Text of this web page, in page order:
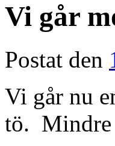
Vi går
Postat den
Vi går nu
tö. Mindre